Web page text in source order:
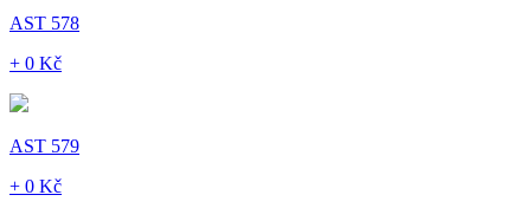
AST 578
+ 0 Kč
AST 579
+ 0 Kč